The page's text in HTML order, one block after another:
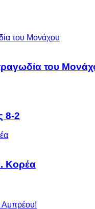
του
8-2
Κορέα